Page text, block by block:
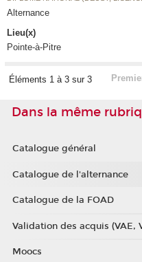
Alternance
Lieu(x)
Pointe-à-Pitre
Éléments 1 à 3 sur 3
Dans la même
Catalogue général
Catalogue de l'alternance
Catalogue de la FOAD
Validation des acquis (VAE,
Moocs